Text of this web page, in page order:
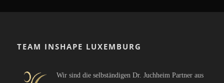
TEAM INSHAPE LUXEMBURG
Wir sind die selbständigen Dr. Juchheim Partner aus